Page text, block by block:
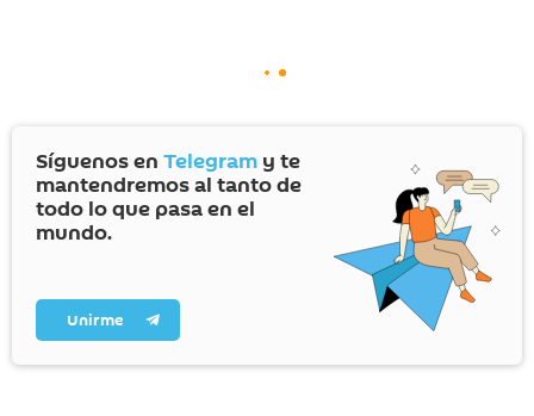
Síguenos en Telegram y te
mantendremos al tanto de
todo lo que pasa en el
mundo.
Unirme